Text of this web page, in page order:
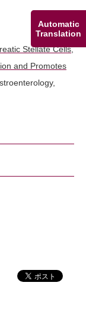
Automatic
Translation
Stellate Cells,
and Promotes